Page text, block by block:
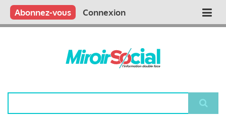
Aller
contenu
Main
Qui sommes nous ?
Vous publiez
Nous publions
Contactez-nous
Abonnez-vous Connexion